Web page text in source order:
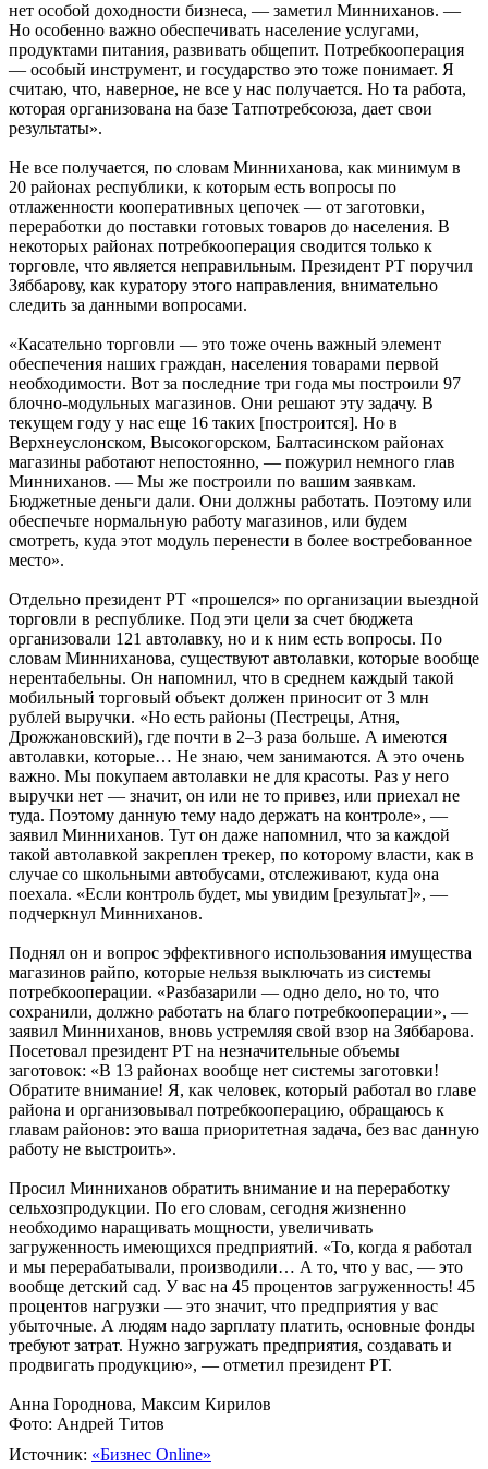
нет особой доходности бизнеса, — заметил Минниханов. —
Но особенно важно обеспечивать население услугами,
продуктами питания, развивать общепит. Потребкооперация
— особый инструмент, и государство это тоже понимает. Я
считаю, что, наверное, не все у нас получается. Но та работа,
которая организована на базе Татпотребсоюза, дает свои
результаты».
Не все получается, по словам Минниханова, как минимум в
20 районах республики, к которым есть вопросы по
отлаженности кооперативных цепочек — от заготовки,
переработки до поставки готовых товаров до населения. В
некоторых районах потребкооперация сводится только к
торговле, что является неправильным. Президент РТ поручил
Зяббарову, как куратору этого направления, внимательно
следить за данными вопросами.
«Касательно торговли — это тоже очень важный элемент
обеспечения наших граждан, населения товарами первой
необходимости. Вот за последние три года мы построили 97
блочно-модульных магазинов. Они решают эту задачу. В
текущем году у нас еще 16 таких [построится]. Но в
Верхнеуслонском, Высокогорском, Балтасинском районах
магазины работают непостоянно, — пожурил немного глав
Минниханов. — Мы же построили по вашим заявкам.
Бюджетные деньги дали. Они должны работать. Поэтому или
обеспечьте нормальную работу магазинов, или будем
смотреть, куда этот модуль перенести в более востребованное
место».
Отдельно президент РТ «прошелся» по организации выездной
торговли в республике. Под эти цели за счет бюджета
организовали 121 автолавку, но и к ним есть вопросы. По
словам Минниханова, существуют автолавки, которые вообще
нерентабельны. Он напомнил, что в среднем каждый такой
мобильный торговый объект должен приносит от 3 млн
рублей выручки. «Но есть районы (Пестрецы, Атня,
Дрожжановский), где почти в 2–3 раза больше. А имеются
автолавки, которые… Не знаю, чем занимаются. А это очень
важно. Мы покупаем автолавки не для красоты. Раз у него
выручки нет — значит, он или не то привез, или приехал не
туда. Поэтому данную тему надо держать на контроле», —
заявил Минниханов. Тут он даже напомнил, что за каждой
такой автолавкой закреплен трекер, по которому власти, как в
случае со школьными автобусами, отслеживают, куда она
поехала. «Если контроль будет, мы увидим [результат]», —
подчеркнул Минниханов.
Поднял он и вопрос эффективного использования имущества
магазинов райпо, которые нельзя выключать из системы
потребкооперации. «Разбазарили — одно дело, но то, что
сохранили, должно работать на благо потребкооперации», —
заявил Минниханов, вновь устремляя свой взор на Зяббарова.
Посетовал президент РТ на незначительные объемы
заготовок: «В 13 районах вообще нет системы заготовки!
Обратите внимание! Я, как человек, который работал во главе
района и организовывал потребкооперацию, обращаюсь к
главам районов: это ваша приоритетная задача, без вас данную
работу не выстроить».
Просил Минниханов обратить внимание и на переработку
сельхозпродукции. По его словам, сегодня жизненно
необходимо наращивать мощности, увеличивать
загруженность имеющихся предприятий. «То, когда я работал
и мы перерабатывали, производили… А то, что у вас, — это
вообще детский сад. У вас на 45 процентов загруженность! 45
процентов нагрузки — это значит, что предприятия у вас
убыточные. А людям надо зарплату платить, основные фонды
требуют затрат. Нужно загружать предприятия, создавать и
продвигать продукцию», — отметил президент РТ.
Анна Городнова, Максим Кирилов
Фото: Андрей Титов
Источник: «Бизнес Online»